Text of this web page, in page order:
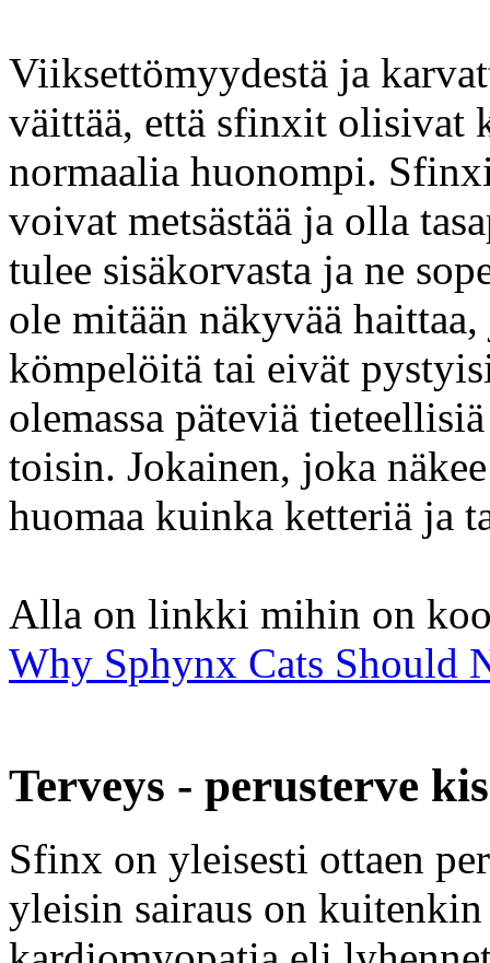
Viiksettömyydestä ja
väittää, että sfinxit olisivat
normaalia huonompi.
voivat metsästää ja olla
tulee sisäkorvasta ja ne
ole mitään näkyvää
kömpelöitä tai eivät
olemassa päteviä
toisin. Jokainen, joka
huomaa kuinka ketteriä ja
Alla on linkki mihin on
Why Sphynx Cats Should
Terveys - perusterve
Sfinx on yleisesti ottaen
yleisin sairaus on